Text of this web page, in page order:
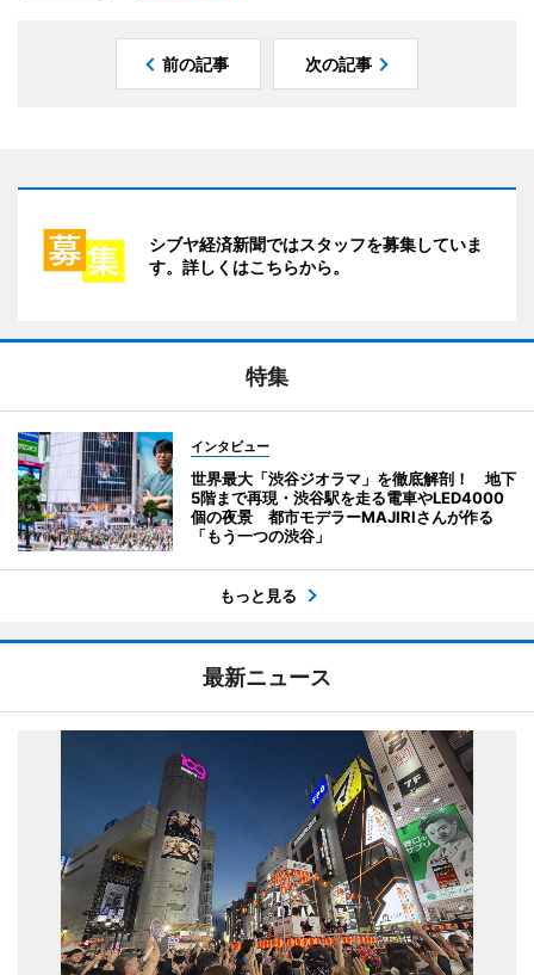
前の記事 次の記事
シブヤ経済新聞ではスタッフを募集していま
す。詳しくはこちらから。
特集
インタビュー
世界最大「渋谷ジオラマ」を徹底解剖！ 地下
5階まで再現・渋谷駅を走る電車やLED4000
個の夜景 都市モデラーMAJIRIさんが作る
「もう一つの渋谷」
もっと見る
最新ニュース